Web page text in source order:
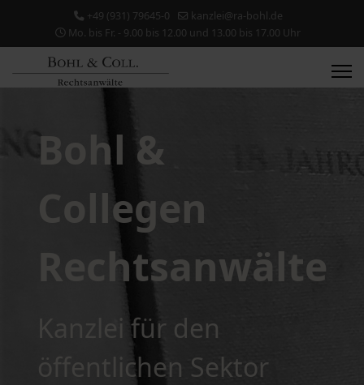
+49 (931) 79645-0
kanzlei@ra-bohl.de
Mo. bis Fr. - 9.00 bis 12.00 und 13.00 bis 17.00 Uhr
Bohl &
Collegen
Rechtsanwälte
Kanzlei für den
öffentlichen Sektor